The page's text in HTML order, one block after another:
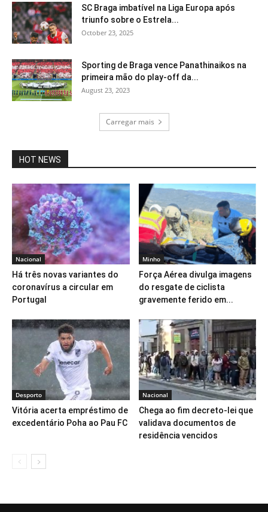
SC Braga imbatível na Liga Europa após
triunfo sobre o Estrela...
October 23, 2025
Sporting de Braga vence Panathinaikos na
primeira mão do play-off da...
August 23, 2023
Carregar mais
HOT NEWS
Nacional
Há três novas variantes do
coronavírus a circular em
Portugal
Minho
Força Aérea divulga imagens
do resgate de ciclista
gravemente ferido em...
Desporto
Vitória acerta empréstimo de
excedentário Poha ao Pau FC
Nacional
Chega ao fim decreto-lei que
validava documentos de
residência vencidos